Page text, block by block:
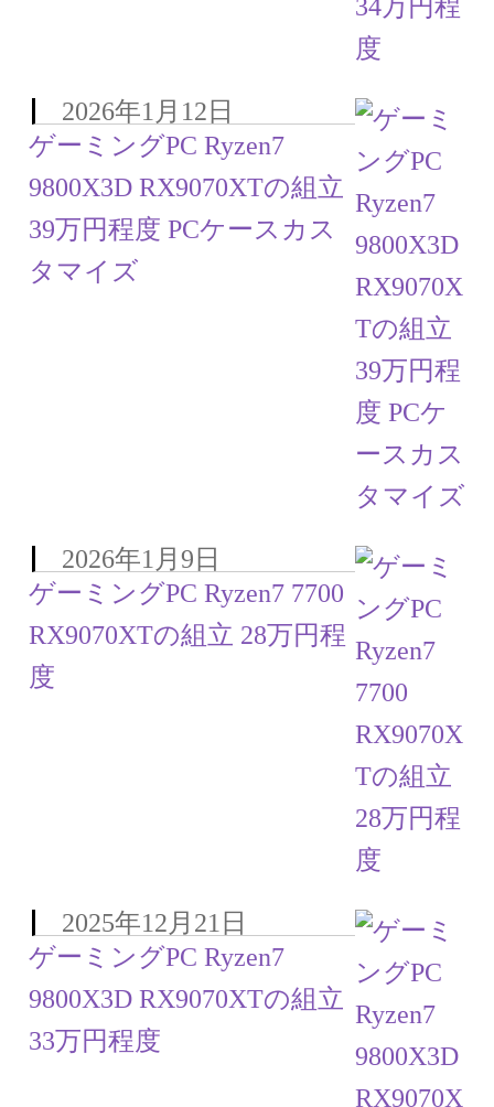
ゲーミングPC Ryzen7
9800X3D RX9070XTの組立
39万円程度 PCケースカス
タマイズ
2026年1月12日
ゲーミングPC Ryzen7 7700
RX9070XTの組立 28万円程
度
2026年1月9日
ゲーミングPC Ryzen7
9800X3D RX9070XTの組立
33万円程度
2025年12月21日